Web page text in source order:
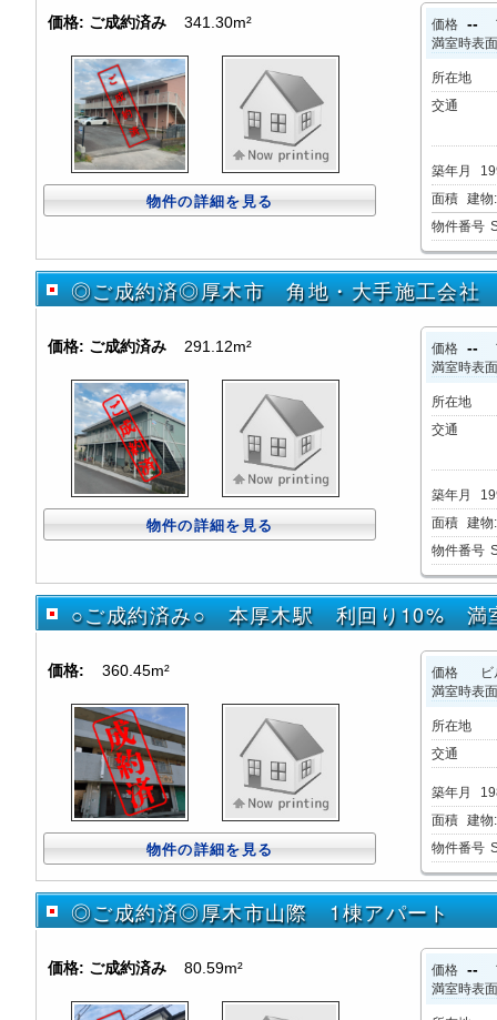
価格: ご成約済み 341.30m²
物件の詳細を見る
価格 --
満室時表
所在地
交通
築年月
面積 建物
物件番号
◎ご成約済◎厚木市 角地・大手施工会社
価格: ご成約済み 291.12m²
物件の詳細を見る
価格 --
満室時表
所在地
交通
築年月
面積 建物
物件番号
○ご成約済み○ 本厚木駅 利回り10% 満
価格: 360.45m²
物件の詳細を見る
価格
ビ
満室時表
所在地
交通
築年月
面積 建物
物件番号
◎ご成約済◎厚木市山際 1棟アパート
価格: ご成約済み 80.59m² 価格 --
満室時表